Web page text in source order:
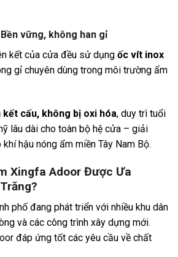
vững, không han gỉ
kết của cửa đều sử dụng ốc vít inox
gỉ chuyên dùng trong môi trường ẩm
kết cấu, không bị oxi hóa, duy trì tuổi
lâu dài cho toàn bộ hệ cửa – giải
hậu nóng ẩm miền Tây Nam Bộ.
Xingfa Adoor Được Ưa
phố đang phát triển với nhiều khu dân
và các công trình xây dựng mới.
đáp ứng tốt các yêu cầu về chất